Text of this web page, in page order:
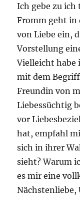
Ich gebe zu
Fromm geht in
von Liebe ein,
Vorstellung
Vielleicht habe
mit dem
Freundin von
Liebessüchtig
vor
hat, empfahl
sich in ihrer
sieht? Warum
es mir eine
Nächstenliebe,